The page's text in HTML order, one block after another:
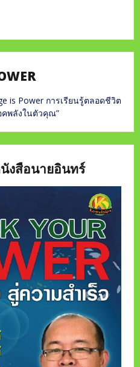
is Power การเรียนรู้ตลอดชีวิต
คพลังในตัวคุณ”
งสือนายอินทร์